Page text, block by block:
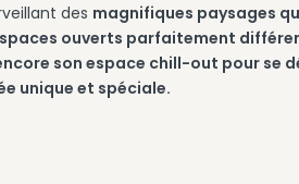
des magnifiques paysages
ouverts parfaitement
son espace chill-out pour se
unique et spéciale.